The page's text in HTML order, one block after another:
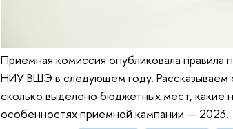
Приемная комиссия опубликовала правила
НИУ ВШЭ в следующем году. Рассказываем
сколько выделено бюджетных мест, какие
особенностях приемной кампании — 2023.